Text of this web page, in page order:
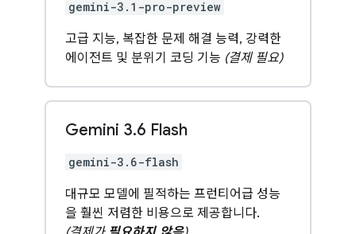
gemini-3.1-pro-preview
고급 지능, 복잡한 문제 해결 능력, 강력한
에이전트 및 분위기 코딩 기능 (결제 필요)
Gemini 3.6 Flash
gemini-3.6-flash
대규모 모델에 필적하는 프런티어급 성능
을 훨씬 저렴한 비용으로 제공합니다.